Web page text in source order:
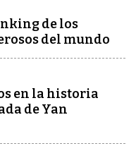
de los
del mundo
en la historia
de Yan